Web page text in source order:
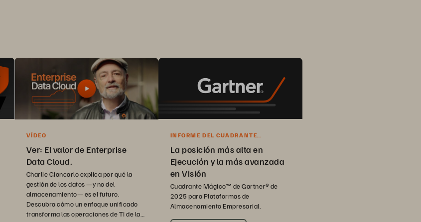
VÍDEO
Ver: El valor de Enterprise
Data Cloud.
Charlie Giancarlo explica por qué la
gestión de los datos —y no del
almacenamiento— es el futuro.
Descubra cómo un enfoque unificado
transforma las operaciones de TI de la
INFORME DEL CUADRANTE
La posición más alta en
Ejecución y la más avanzada
en Visión
Cuadrante Mágico™ de Gartner® de
2025 para Plataformas de
Almacenamiento Empresarial.